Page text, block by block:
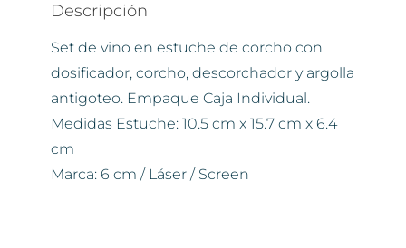
Descripción
Set de vino en estuche de corcho con
dosificador, corcho, descorchador y argolla
antigoteo. Empaque Caja Individual.
Medidas Estuche: 10.5 cm x 15.7 cm x 6.4
cm
Marca: 6 cm / Láser / Screen